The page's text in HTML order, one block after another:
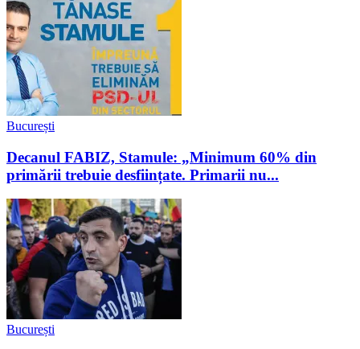
București
Decanul FABIZ, Stamule: „Minimum 60% din
primării trebuie desființate. Primarii nu...
București